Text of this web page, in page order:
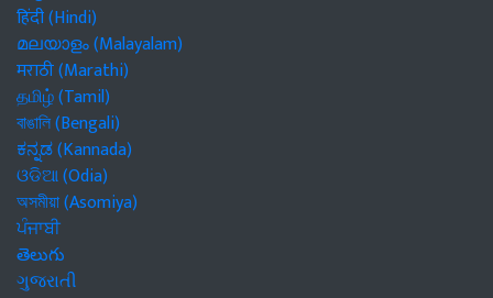
हिंदी (Hindi)
മലയാളം (Malayalam)
मराठी (Marathi)
தமிழ் (Tamil)
বাঙালি (Bengali)
ಕನ್ನಡ (Kannada)
ଓଡିଆ (Odia)
অসমীয়া (Asomiya)
ਪੰਜਾਬੀ
తెలుగు
ગુજરાતી